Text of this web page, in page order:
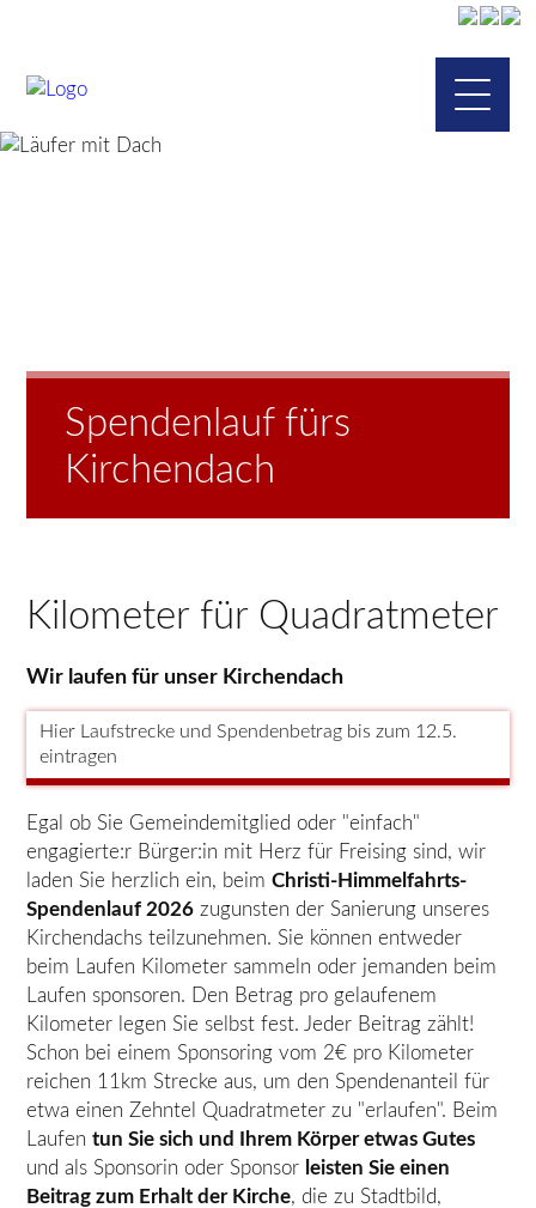
Spendenlauf fürs
Kirchendach
Kilometer für Quadratmeter
Wir laufen für unser Kirchendach
Hier Laufstrecke und Spendenbetrag bis zum 12.5.
eintragen
Egal ob Sie Gemeindemitglied oder "einfach"
engagierte:r Bürger:in mit Herz für Freising sind, wir
laden Sie herzlich ein, beimChristi-Himmelfahrts-
Spendenlauf 2026 zugunsten der Sanierung unseres
Kirchendachs teilzunehmen. Sie können entweder
beim Laufen Kilometer sammeln oder jemanden beim
Laufen sponsoren. Den Betrag pro gelaufenem
Kilometer legen Sie selbst fest. Jeder Beitrag zählt!
Schon bei einem Sponsoring vom 2€ pro Kilometer
reichen 11km Strecke aus, um den Spendenanteil für
etwa einen Zehntel Quadratmeter zu "erlaufen". Beim
Laufentun Sie sich und Ihrem Körper etwas Gutes
und als Sponsorin oder Sponsor leisten Sie einen
Beitrag zum Erhalt der Kirche, die zu Stadtbild,